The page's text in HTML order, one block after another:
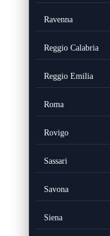
Ravenna
Reggio Calabria
Reggio Emilia
Roma
Rovigo
Sassari
Savona
Siena